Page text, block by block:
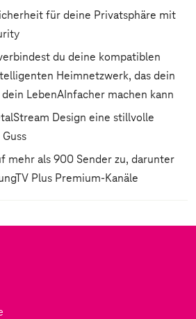
für deine Privatsphäre mit
du deine kompatiblen
Heimnetzwerk, das dein
LebenAInfacher machen kann
Design eine stillvolle
mehr als 900 Sender zu, darunter
Plus Premium‑Kanäle